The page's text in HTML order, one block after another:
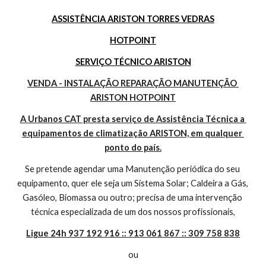
ASSISTÊNCIA ARISTON TORRES VEDRAS
HOTPOINT
SERVIÇO TÉCNICO ARISTON
VENDA - INSTALAÇÃO REPARAÇÃO MANUTENÇÃO
ARISTON HOTPOINT
A Urbanos CAT presta serviço de Assistência Técnica a
equipamentos de climatização ARISTON, em qualquer
ponto do país.
Se pretende agendar uma Manutenção periódica do seu
equipamento, quer ele seja um Sistema Solar; Caldeira a Gás,
Gasóleo, Biomassa ou outro; precisa de uma intervenção
técnica especializada de um dos nossos profissionais,
Ligue 24h 937 192 916 :: 913 061 867 :: 309 758 838
ou